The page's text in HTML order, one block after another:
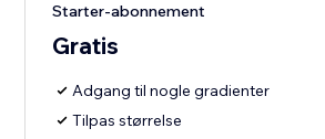
Starter-abonnement
Gratis
Adgang til nogle gradienter
Tilpas størrelse